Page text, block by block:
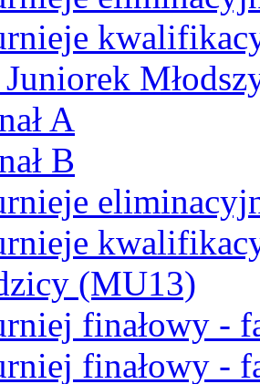
A
B
(MU13)
finałowy -
finałowy -